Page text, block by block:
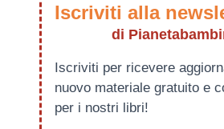
Iscriviti alla
di
Iscriviti per ricevere
nuovo materiale gratuito e
per i nostri libri!